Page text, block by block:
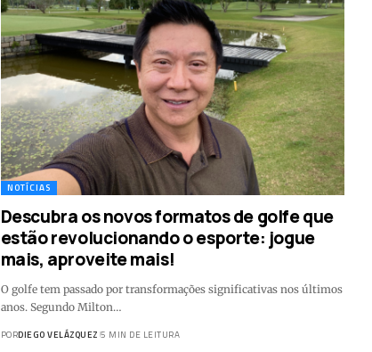
NOTÍCIAS
Descubra os novos formatos de golfe que
estão revolucionando o esporte: jogue
mais, aproveite mais!
O golfe tem passado por transformações significativas nos últimos
anos. Segundo Milton…
PORDIEGO VELÁZQUEZ 5 MIN DE LEITURA